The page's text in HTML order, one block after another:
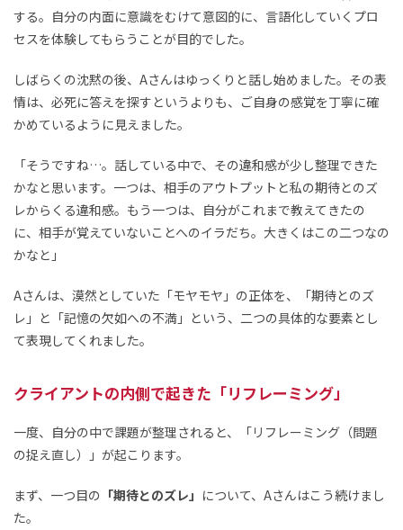
する。自分の内面に意識をむけて意図的に、言語化していくプロ
セスを体験してもらうことが目的でした。
しばらくの沈黙の後、Aさんはゆっくりと話し始めました。その表
情は、必死に答えを探すというよりも、ご自身の感覚を丁寧に確
かめているように見えました。
「そうですね…。話している中で、その違和感が少し整理できた
かなと思います。一つは、相手のアウトプットと私の期待とのズ
レからくる違和感。もう一つは、自分がこれまで教えてきたの
に、相手が覚えていないことへのイラだち。大きくはこの二つなの
かなと」
Aさんは、漠然としていた「モヤモヤ」の正体を、「期待とのズ
レ」と「記憶の欠如への不満」という、二つの具体的な要素とし
て表現してくれました。
クライアントの内側で起きた「リフレーミング」
一度、自分の中で課題が整理されると、「リフレーミング（問題
の捉え直し）」が起こります。
まず、一つ目の 「期待とのズレ」 について、Aさんはこう続けまし
た。